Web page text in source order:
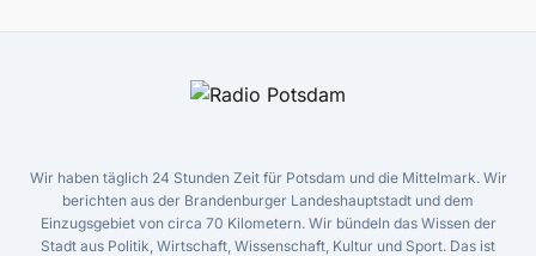
Wir haben täglich 24 Stunden Zeit für Potsdam und die Mittelmark. Wir
berichten aus der Brandenburger Landeshauptstadt und dem
Einzugsgebiet von circa 70 Kilometern. Wir bündeln das Wissen der
Stadt aus Politik, Wirtschaft, Wissenschaft, Kultur und Sport. Das ist